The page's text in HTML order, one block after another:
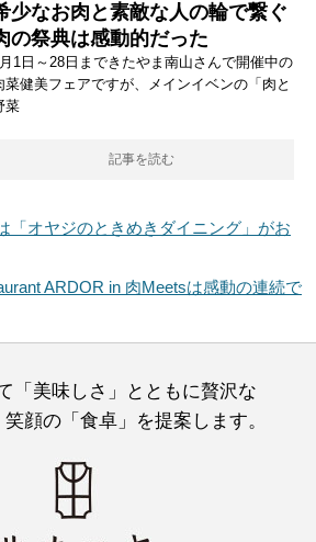
少なお肉と素敵な人の輪で繋ぐ
の祭典は感動的だった
1日～28日まできたやま南山さんで開催中の
菜健美フェアですが、メインイベンの「肉と
菜
記事を読む
「オヤジのときめきダイニング」がお
ARDOR in 肉Meetsは感動の連続で
「美味しさ」とともに贅沢な
顔の「食卓」を提案します。